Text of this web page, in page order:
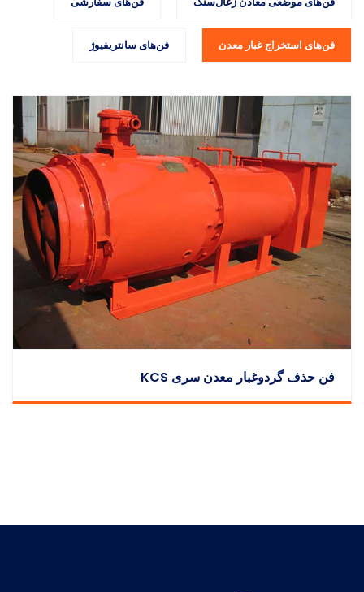
فن‌های استخراج غبار معدن فن‌های سانتریفیوژ
فن حذف گردوغبار معدن سری KCS